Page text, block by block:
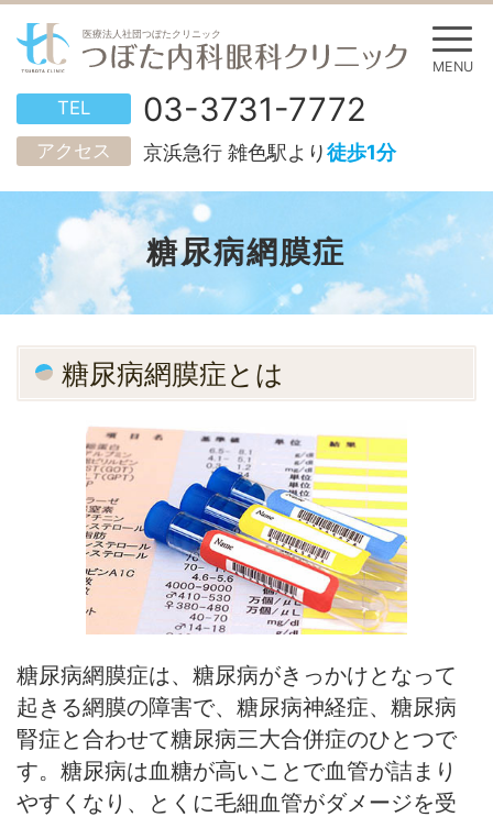
TEL 03-3731-7772
アクセス 京浜急行 雑色駅より徒歩1分
糖尿病網膜症
糖尿病網膜症とは
糖尿病網膜症は、糖尿病がきっかけとなって
起きる網膜の障害で、糖尿病神経症、糖尿病
腎症と合わせて糖尿病三大合併症のひとつで
す。糖尿病は血糖が高いことで血管が詰まり
やすくなり、とくに毛細血管がダメージを受